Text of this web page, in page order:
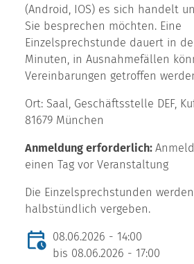
(Android, IOS) es sich handelt
Sie besprechen möchten. Eine
Einzelsprechstunde dauert in
Minuten, in Ausnahmefällen
Vereinbarungen getroffen
Ort: Saal, Geschäftsstelle DEF,
81679 München
Anmeldung erforderlich:
einen Tag vor Veranstaltung
Die Einzelsprechstunden
halbstündlich vergeben.
08.06.2026 - 14:00
bis 08.06.2026 - 17:00